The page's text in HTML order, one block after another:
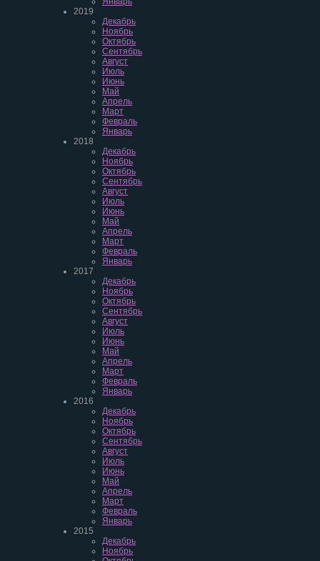
2019
Декабрь
Ноябрь
Октябрь
Сентябрь
Август
Июль
Июнь
Май
Апрель
Март
Февраль
Январь
2018
Декабрь
Ноябрь
Октябрь
Сентябрь
Август
Июль
Июнь
Май
Апрель
Март
Февраль
Январь
2017
Декабрь
Ноябрь
Октябрь
Сентябрь
Август
Июль
Июнь
Май
Апрель
Март
Февраль
Январь
2016
Декабрь
Ноябрь
Октябрь
Сентябрь
Август
Июль
Июнь
Май
Апрель
Март
Февраль
Январь
2015
Декабрь
Ноябрь